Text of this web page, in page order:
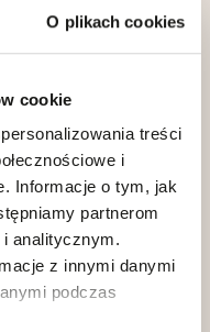
O plikach cookies
cookie
treści
i
Informacje o tym, jak
partnerom
analitycznym.
z innymi danymi
podczas